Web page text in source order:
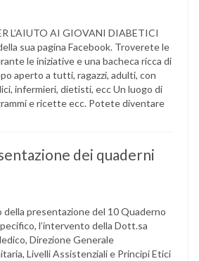
L’AIUTO AI GIOVANI DIABETICI
sua pagina Facebook. Troverete le
le iniziative e una bacheca ricca di
aperto a tutti, ragazzi, adulti, con
infermieri, dietisti, ecc Un luogo di
e ricette ecc. Potete diventare
dei quaderni
della presentazione del 10 Quaderno
l’intervento della Dott.sa
Direzione Generale
Livelli Assistenziali e Principi Etici